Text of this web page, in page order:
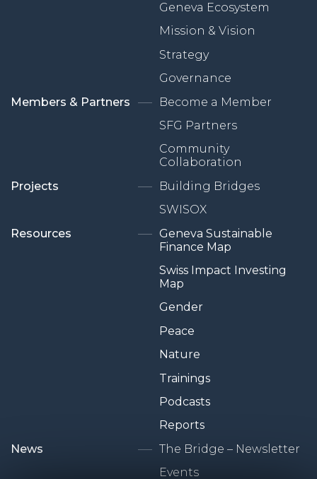
Geneva Ecosystem
Mission & Vision
Strategy
Governance
Members & Partners
Become a Member
SFG Partners
Community
Collaboration
Projects
Building Bridges
SWISOX
Resources
Geneva Sustainable
Finance Map
Swiss Impact Investing
Map
Gender
Peace
Nature
Trainings
Podcasts
Reports
News
The Bridge – Newsletter
Events